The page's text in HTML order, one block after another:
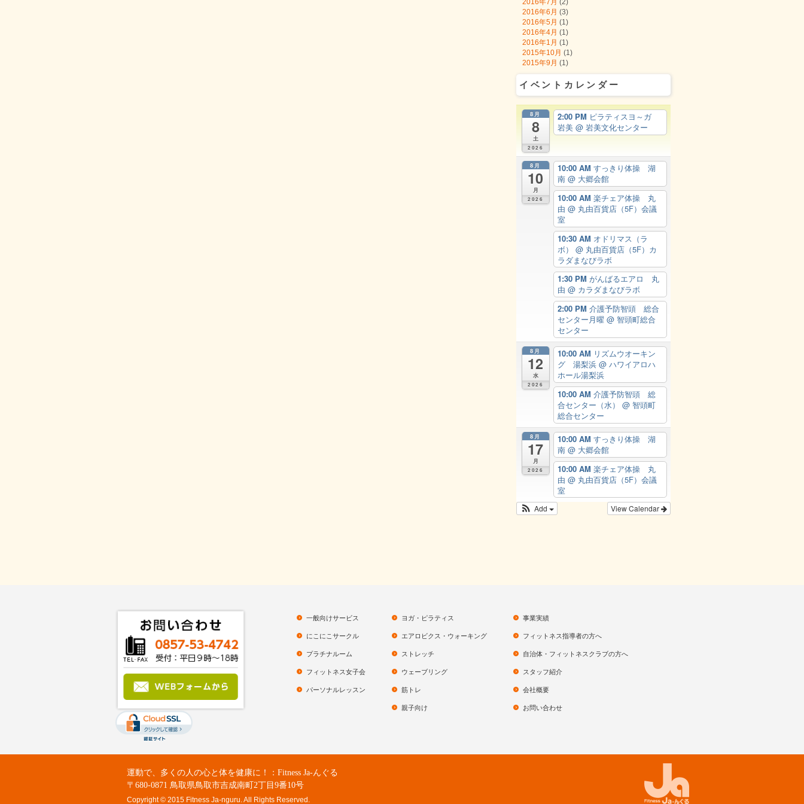
2016年7月 (2)
2016年6月 (3)
2016年5月 (1)
2016年4月 (1)
2016年1月 (1)
2015年10月 (1)
2015年9月 (1)
イベントカレンダー
8月
8
土
2026
2:00 PM ピラティスヨ～ガ
岩美 @ 岩美文化センター
8月
10
月
2026
10:00 AM すっきり体操 湖
南 @ 大郷会館
10:00 AM 楽チェア体操 丸
由 @ 丸由百貨店（5F）会議
室
10:30 AM オドリマス（ラ
ボ） @ 丸由百貨店（5F）カ
ラダまなびラボ
1:30 PM がんばるエアロ 丸
由 @ カラダまなびラボ
2:00 PM 介護予防智頭 総合
センター月曜 @ 智頭町総合
センター
8月
12
水
2026
10:00 AM リズムウオーキン
グ 湯梨浜 @ ハワイアロハ
ホール湯梨浜
10:00 AM 介護予防智頭 総
合センター（水） @ 智頭町
総合センター
8月
17
月
2026
10:00 AM すっきり体操 湖
南 @ 大郷会館
10:00 AM 楽チェア体操 丸
由 @ 丸由百貨店（5F）会議
室
View Calendar
Add
一般向けサービス
にこにこサークル
プラチナルーム
フィットネス女子会
パーソナルレッスン
ヨガ・ピラティス
エアロビクス・ウォーキング
ストレッチ
ウェーブリング
筋トレ
親子向け
事業実績
フィットネス指導者の方へ
自治体・フィットネスクラブの方へ
スタッフ紹介
会社概要
お問い合わせ
運動で、多くの人の心と体を健康に！：Fitness Ja-んぐる
〒680-0871 鳥取県鳥取市吉成南町2丁目9番10号
Copyright © 2015 Fitness Ja-nguru. All Rights Reserved.